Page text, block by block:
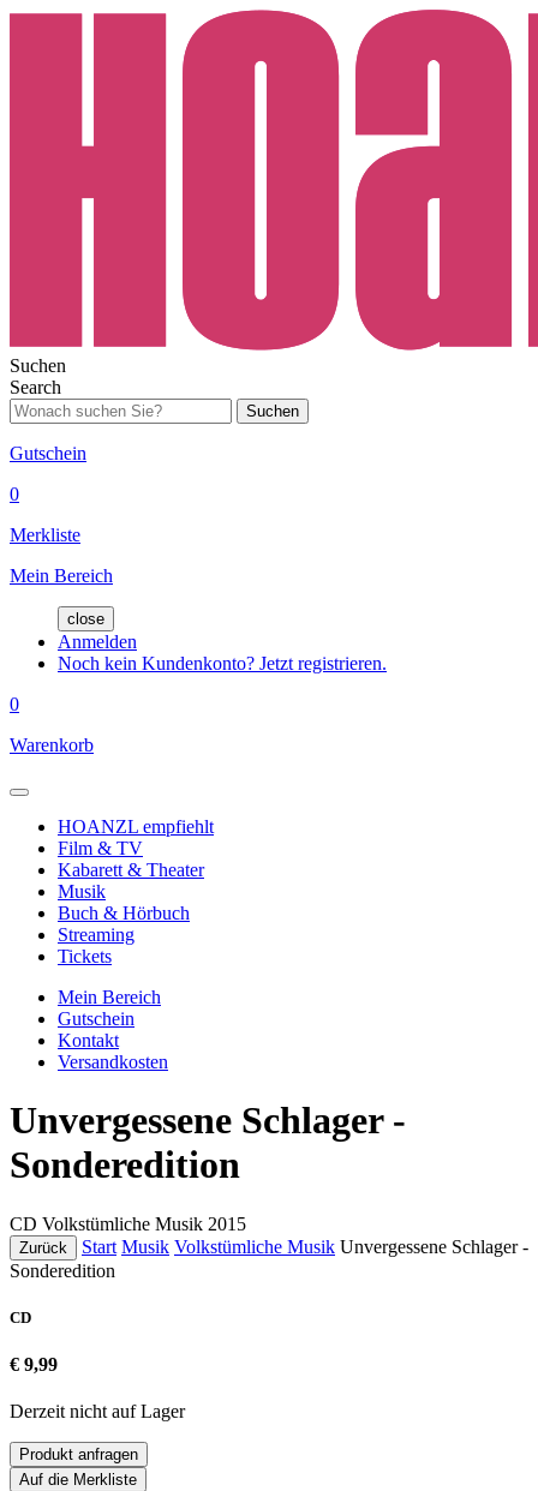
Suchen
Search
Suchen
Gutschein
0
Merkliste
Mein Bereich
close
Anmelden
Noch kein Kundenkonto? Jetzt registrieren.
0
Warenkorb
HOANZL empfiehlt
Film & TV
Kabarett & Theater
Musik
Buch & Hörbuch
Streaming
Tickets
Mein Bereich
Gutschein
Kontakt
Versandkosten
Unvergessene Schlager -
Sonderedition
CD Volkstümliche Musik 2015
Zurück Start Musik Volkstümliche Musik Unvergessene Schlager -
Sonderedition
CD
€ 9,99
Derzeit nicht auf Lager
Produkt anfragen
Auf die Merkliste